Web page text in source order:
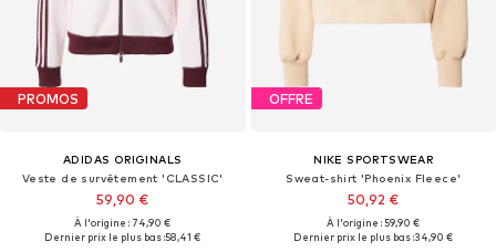
PROMOS
ADIDAS ORIGINALS
Veste de survêtement 'CLASSIC'
59,90 €
À l'origine : 74,90 €
Dernier prix le plus bas :58,41 €
OFFRE
NIKE SPORTSWEAR
Sweat-shirt 'Phoenix Fleece'
50,92 €
À l'origine : 59,90 €
Dernier prix le plus bas :34,90 €